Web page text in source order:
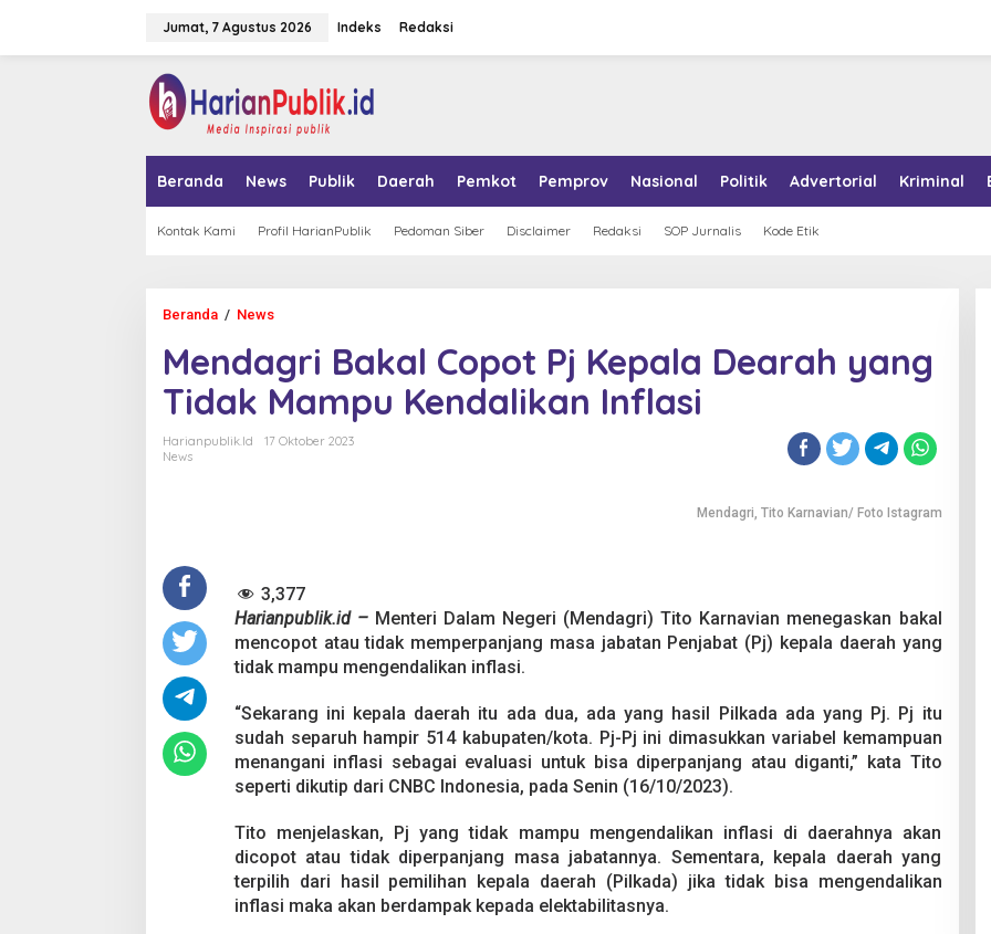
Jumat, 7 Agustus 2026 Indeks Redaksi
Beranda News Publik Daerah Pemkot Pemprov Nasional Politik Advertorial Kriminal
Kontak Kami Profil HarianPublik Pedoman Siber Disclaimer Redaksi SOP Jurnalis Kode Etik
Beranda / News
n
d
a
r
o
p
t
P
K
e
a
l
D
e
a
r
a
Mendagri Bakal Copot Pj Kepala Dearah yang
Tidak Mampu Kendalikan Inflasi
Harianpublik.id
17 Oktober 2023
News
Mendagri, Tito Karnavian/ Foto Istagram
3,377
Harianpublik.id – Menteri Dalam Negeri (Mendagri) Tito Karnavian menegaskan bakal
mencopot atau tidak memperpanjang masa jabatan Penjabat (Pj) kepala daerah yang
tidak mampu mengendalikan inflasi.
“Sekarang ini kepala daerah itu ada dua, ada yang hasil Pilkada ada yang Pj. Pj itu
sudah separuh hampir 514 kabupaten/kota. Pj-Pj ini dimasukkan variabel kemampuan
menangani inflasi sebagai evaluasi untuk bisa diperpanjang atau diganti,” kata Tito
seperti dikutip dari CNBC Indonesia, pada Senin (16/10/2023).
Tito menjelaskan, Pj yang tidak mampu mengendalikan inflasi di daerahnya akan
dicopot atau tidak diperpanjang masa jabatannya. Sementara, kepala daerah yang
terpilih dari hasil pemilihan kepala daerah (Pilkada) jika tidak bisa mengendalikan
inflasi maka akan berdampak kepada elektabilitasnya.